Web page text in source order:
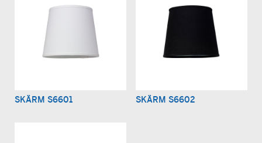
SKÄRM S6601 SKÄRM S6602